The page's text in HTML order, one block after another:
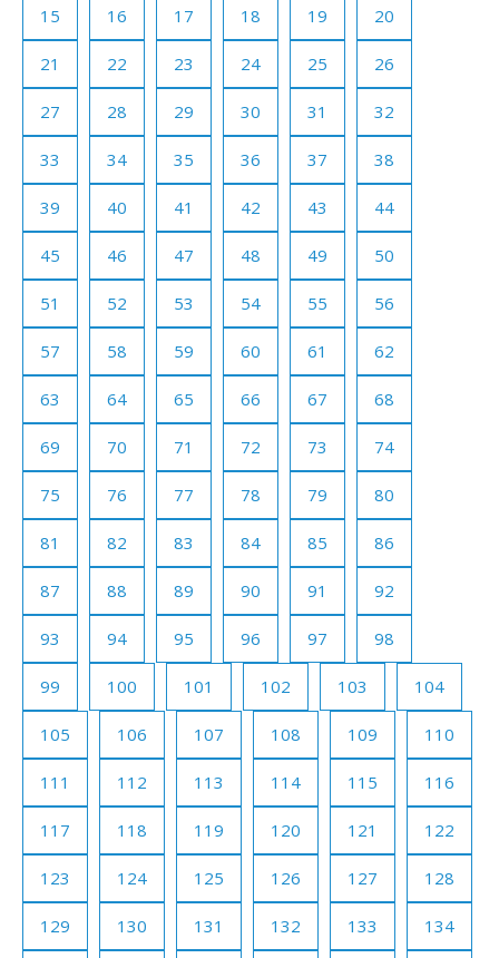
15 16 17 18 19 20
21 22 23 24 25 26
27 28 29 30 31 32
33 34 35 36 37 38
39 40 41 42 43 44
45 46 47 48 49 50
51 52 53 54 55 56
57 58 59 60 61 62
63 64 65 66 67 68
69 70 71 72 73 74
75 76 77 78 79 80
81 82 83 84 85 86
87 88 89 90 91 92
93 94 95 96 97 98
99 100 101 102 103 104
105 106 107 108 109 110
111 112 113 114 115 116
117 118 119 120 121 122
123 124 125 126 127 128
129 130 131 132 133 134